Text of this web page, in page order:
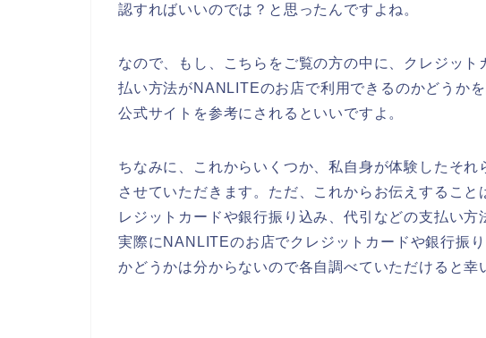
認すればいいのでは？と思ったんですよね。
なので、もし、こちらをご覧の方の中に、クレジッ
払い方法がNANLITEのお店で利用できるのかどうか
公式サイトを参考にされるといいですよ。
ちなみに、これからいくつか、私自身が体験したそ
させていただきます。ただ、これからお伝えするこ
レジットカードや銀行振り込み、代引などの支払い方
実際にNANLITEのお店でクレジットカードや銀行振
かどうかは分からないので各自調べていただけると幸